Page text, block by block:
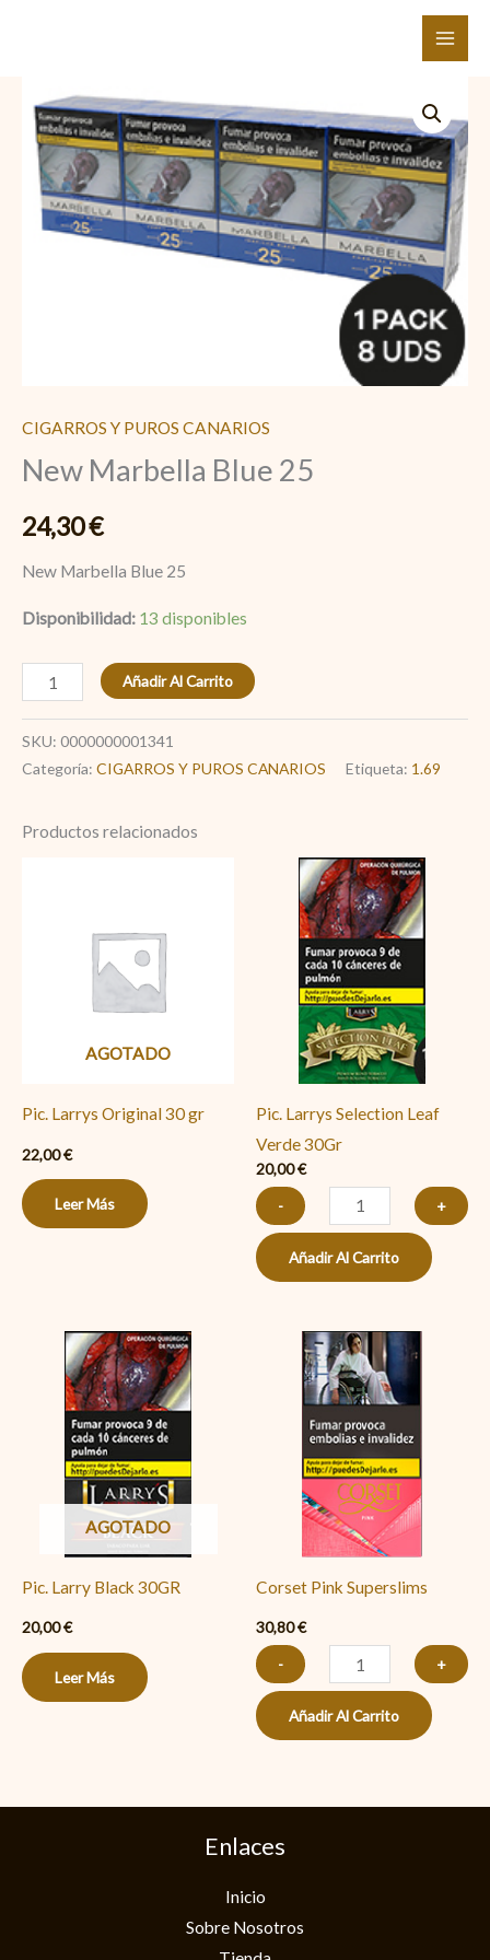
CIGARROS Y PUROS CANARIOS
New Marbella Blue 25
24,30€
New Marbella Blue 25
Disponibilidad: 13 disponibles
Marbella
Blue
25
cantidad
Añadir Al Carrito
SKU: 0000000001341
Categoría: CIGARROS Y PUROS CANARIOS Etiqueta: 1.69
Productos relacionados
AGOTADO
Pic. Larrys Original 30 gr
22,00€
Leer Más
Pic. Larrys Selection Leaf
Verde 30Gr
20,00€
-
Pic.
Larrys
Selection
Leaf
Verde
30Gr
cantidad
+
Añadir Al Carrito
AGOTADO
Pic. Larry Black 30GR
20,00€
Leer Más
Corset Pink Superslims
30,80€
-
Corset
Pink
Superslims
cantidad
+
Añadir Al Carrito
Enlaces
Inicio
Sobre Nosotros